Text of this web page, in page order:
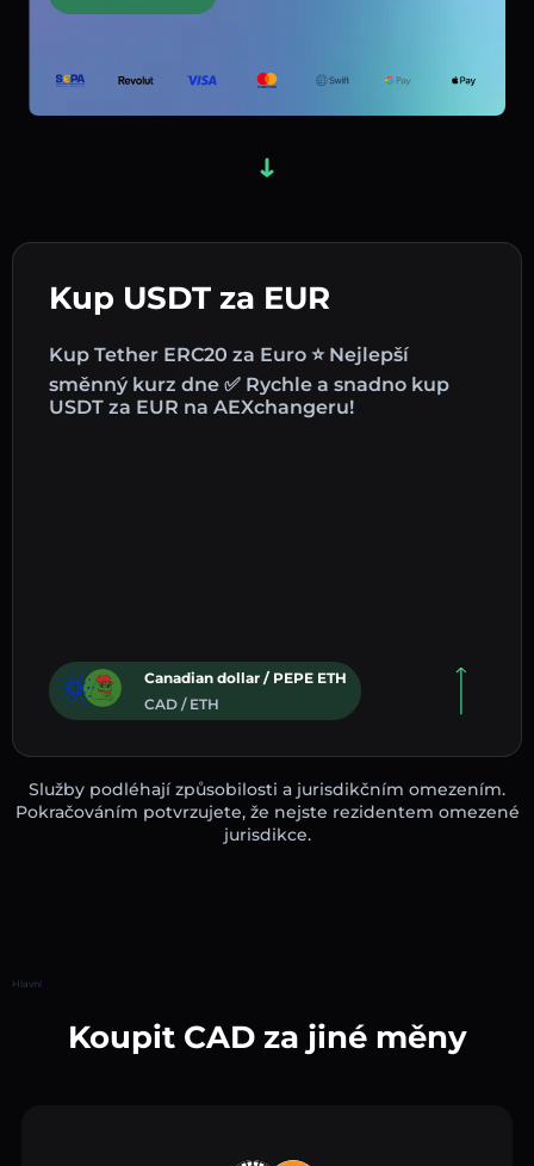
Kup USDT za EUR
Kup Tether ERC20 za Euro ⭐ Nejlepší
směnný kurz dne ✅ Rychle a snadno kup
USDT za EUR na AEXchangeru!
Canadian dollar / PEPE ETH
CAD / ETH
Služby podléhají způsobilosti a jurisdikčním omezením.
Pokračováním potvrzujete, že nejste rezidentem omezené
jurisdikce.
Hlavní
Koupit CAD za jiné měny